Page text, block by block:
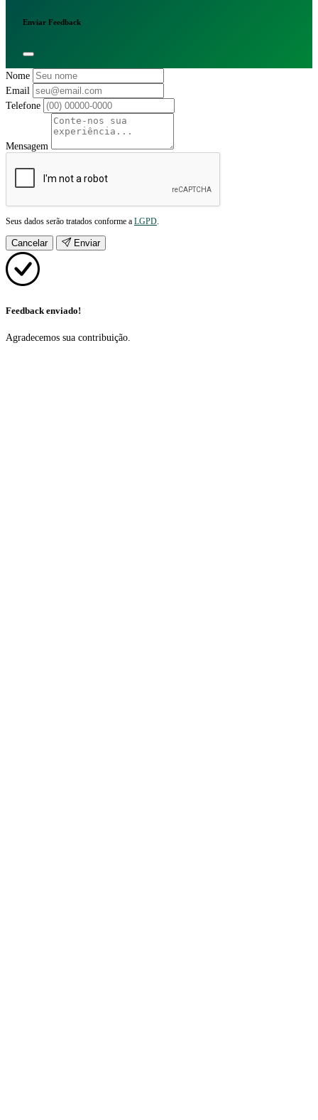
Enviar Feedback
Nome
Email
Telefone
Mensagem
Seus dados serão tratados conforme a LGPD
Cancelar Enviar
Feedback enviado!
Agradecemos sua contribuição.